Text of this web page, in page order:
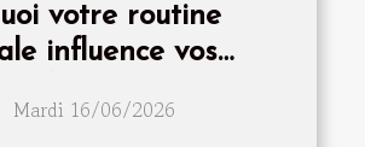
votre routine
influence vos
Mardi 16/06/2026